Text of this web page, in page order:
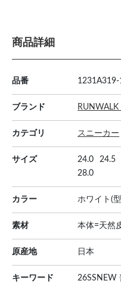
商品詳細
品番 1231A319-
ブランド RUNWALK
カテゴリ スニーカー
サイズ 24.0 24.5
28.0
カラー ホワイト(
素材 本体=天然
原産地 日本
キーワード 26SSNEW